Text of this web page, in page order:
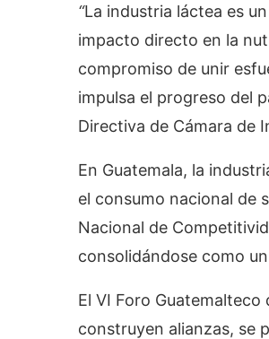
“La industria láctea es
impacto directo en la
compromiso de unir
impulsa el progreso del
Directiva de Cámara de
En Guatemala, la
el consumo nacional de
Nacional de
consolidándose como
El VI Foro
construyen alianzas, se